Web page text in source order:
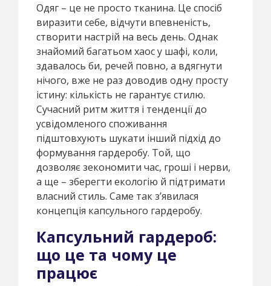
Одяг – це не просто тканина. Це спосіб
виразити себе, відчути впевненість,
створити настрій на весь день. Однак
знайомий багатьом хаос у шафі, коли,
здавалось би, речей повно, а вдягнути
нічого, вже не раз доводив одну просту
істину: кількість не гарантує стилю.
Сучасний ритм життя і тенденції до
усвідомленого споживання
підштовхують шукати інший підхід до
формування гардеробу. Той, що
дозволяє зекономити час, гроші і нерви,
а ще – зберегти екологію й підтримати
власний стиль. Саме так з’явилася
концепція капсульного гардеробу.
Капсульний гардероб:
що це та чому це
працює